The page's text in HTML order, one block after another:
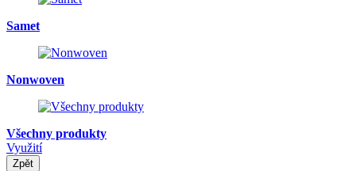
Samet
Nonwoven
Všechny produkty
Využití
Zpět